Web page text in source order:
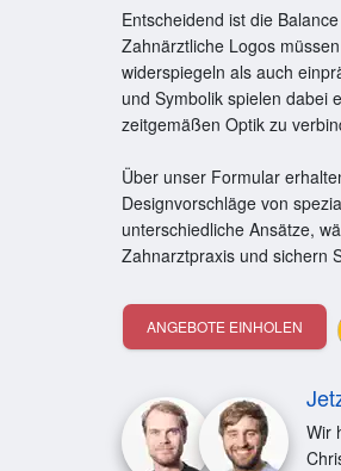
Entscheidend ist die
Zahnärztliche Logos
widerspiegeln als auch
und Symbolik spielen dabei
zeitgemäßen Optik zu
Über unser Formular
Designvorschläge von
unterschiedliche Ansätze,
Zahnarztpraxis und sichern
ANGEBOTE EINHOLEN
Wir